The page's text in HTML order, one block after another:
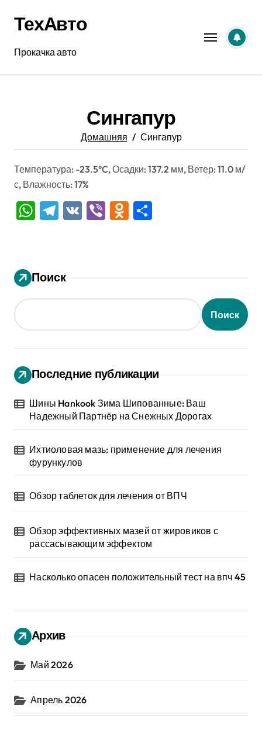
содержанию
ТехАвто
Прокачка авто
Сингапур
Домашняя Сингапур
Температура: -23.5°C, Осадки: 137.2 мм, Ветер: 11.0 м/
с, Влажность: 17%
WhatsApp
Telegram
VK ViberOdnoklassniki
Поиск
Поиск
Последние публикации
Шины Hankook Зима Шипованные: Ваш
Надежный Партнёр на Снежных Дорогах
Ихтиоловая мазь: применение для лечения
фурункулов
Обзор таблеток для лечения от ВПЧ
Обзор эффективных мазей от жировиков с
рассасывающим эффектом
Насколько опасен положительный тест на впч 45
Архив
Май 2026
Апрель 2026